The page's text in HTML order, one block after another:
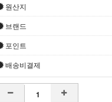
원산지
브랜드
포인트
배송비결제
감소 증가